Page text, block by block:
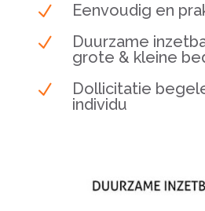
N Eenvoudig en
N
Duurzame
grote & kleine
N
Dollicitatie
individu